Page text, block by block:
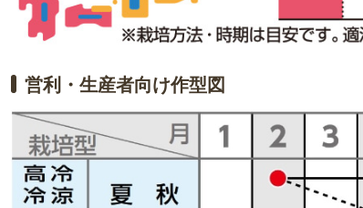
営利・生産者向け作型図